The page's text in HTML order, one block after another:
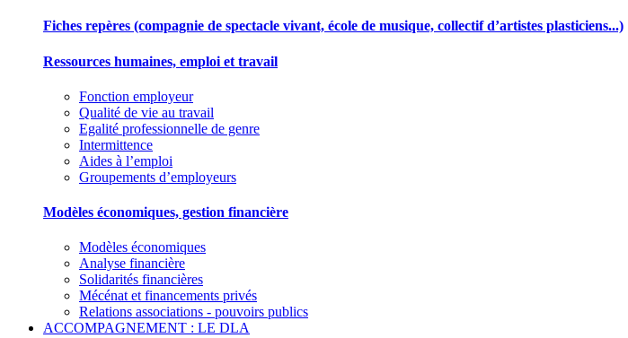
Fiches repères (compagnie de spectacle vivant, école de musique, collectif d’artistes plasticiens...)
Ressources humaines, emploi et travail
Fonction employeur
Qualité de vie au travail
Egalité professionnelle de genre
Intermittence
Aides à l’emploi
Groupements d’employeurs
Modèles économiques, gestion financière
Modèles économiques
Analyse financière
Solidarités financières
Mécénat et financements privés
Relations associations - pouvoirs publics
ACCOMPAGNEMENT : LE DLA